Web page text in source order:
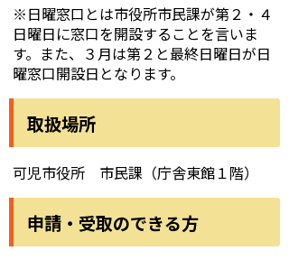
※日曜窓口とは市役所市民課が第２・４
日曜日に窓口を開設することを言いま
す。また、３月は第２と最終日曜日が日
曜窓口開設日となります。
取扱場所
可児市役所 市民課（庁舎東館１階）
申請・受取のできる方